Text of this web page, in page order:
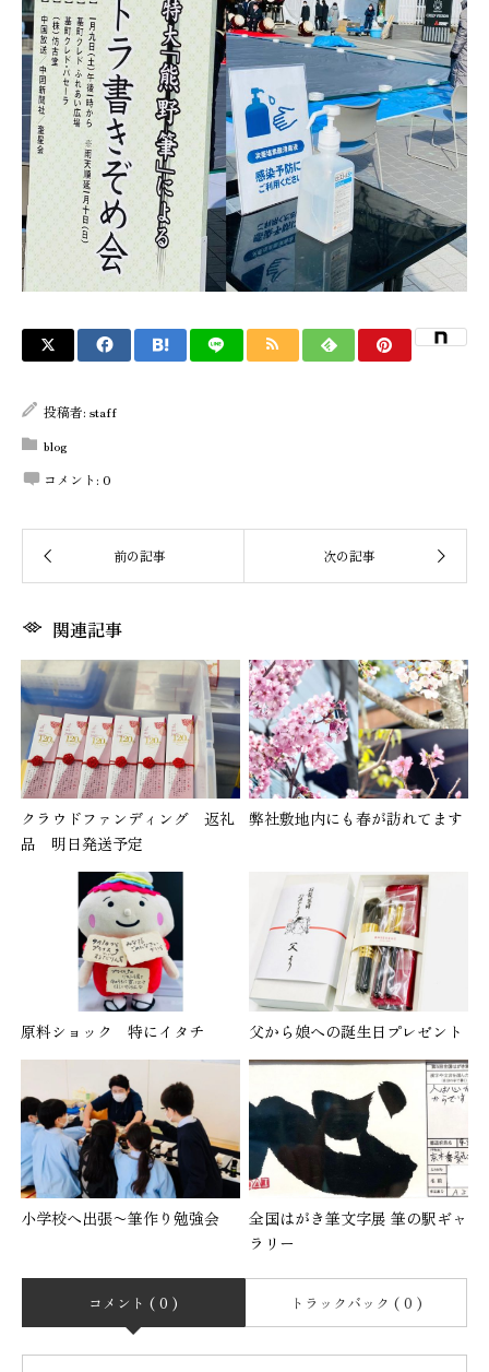
投稿者: staff
blog
コメント: 0
関連記事
クラウドファンディング 返礼
品 明日発送予定
弊社敷地内にも春が訪れてます
原料ショック 特にイタチ 父から娘への誕生日プレゼント
小学校へ出張〜筆作り勉強会
全国はがき筆文字展 筆の駅ギャ
ラリー
コメント ( 0 ) トラックバック ( 0 )